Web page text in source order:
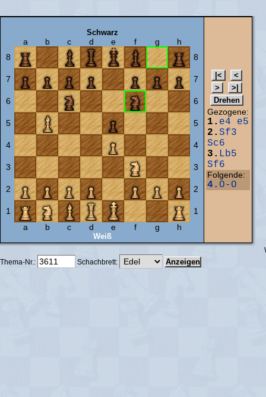
Schwarz
a b c d e f g
h
8
8
7 7
6 6
5 5
4 4
3 3
2 2
1
1
a
b c d e f g h
Weiß
Gezogene:
1. e4
e5
2. Sf3
Sc6
3. Lb5
Sf6
Folgende:
4. O-O
Thema-Nr.:
Schachbrett: